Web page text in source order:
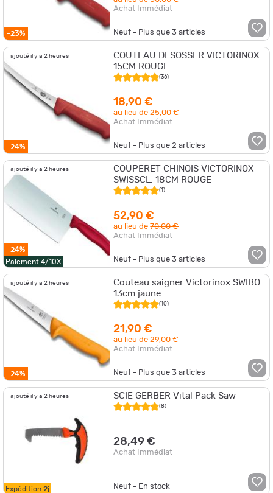
-23%
Achat Immédiat
Neuf - Plus que3 articles
ajouté il y a 2 heures
-24%
COUTEAU DESOSSER VICTORINOX
15CM ROUGE
(36)
18,90 €
au lieu de25,00 €
Achat Immédiat
Neuf - Plus que2 articles
ajouté il y a 2 heures
-24%
Paiement 4/10X
COUPERET CHINOIS VICTORINOX
SWISSCL. 18CM ROUGE
(1)
52,90 €
au lieu de70,00 €
Achat Immédiat
Neuf - Plus que3 articles
ajouté il y a 2 heures
-24%
Couteau saigner Victorinox SWIBO
13cm jaune
(10)
21,90 €
au lieu de29,00 €
Achat Immédiat
Neuf - Plus que3 articles
ajouté il y a 2 heures
Expédition 2j
SCIE GERBER Vital Pack Saw
(8)
28,49 €
Achat Immédiat
Neuf - En stock